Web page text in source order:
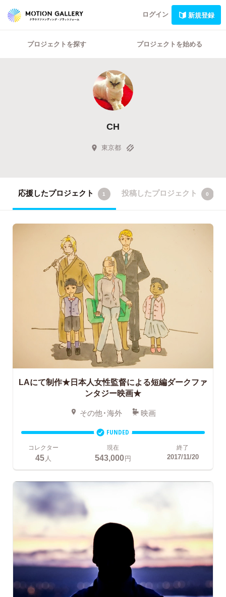
ログイン 新規登録
プロジェクトを探す プロジェクトを始める
CH
東京都
応援したプロジェクト 1 投稿したプロジェクト 0
LAにて制作★日本人女性監督による短編ダークファ
ンタジー映画★
その他・海外 映画
FUNDED
コレクター
45 人
現在
543,000円
終了
2017/11/20